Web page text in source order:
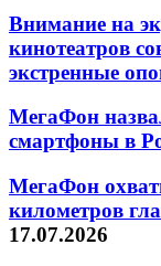
Внимание на
кинотеатров
экстренные
МегаФон
смартфоны в
МегаФон
километров
17.07.2026